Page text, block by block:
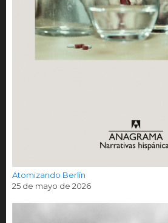
Atomizando Berlín
25 de mayo de 2026